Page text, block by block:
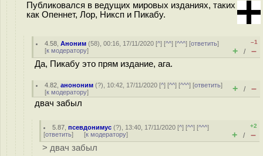
Публиковался в ведущих мировых изданиях, таких
как Опеннет, Лор, Никсп и Пикабу.
4.58 ,Аноним (58), 00:16, 17/11/2020 [^] [^^] [^^^] [ответить]
[к модератору]
–1
+ / –
Да, Пикабу это прям издание, ага.
4.82 ,анононим (?), 10:42, 17/11/2020 [^] [^^] [^^^] [ответить]
[к модератору] + / –
двач забыл
5.87 ,псевдонимус (?), 13:40, 17/11/2020 [^] [^^] [^^^]
[ответить] [к модератору]
+2
+ / –
> двач забыл